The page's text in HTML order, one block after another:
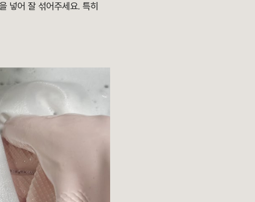
을 넣어 잘 섞어주세요. 특히